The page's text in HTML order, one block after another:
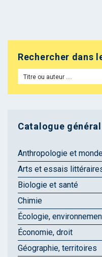
Rechercher dans
Catalogue général
Anthropologie et
Arts et essais
Biologie et santé
Chimie
Écologie,
Économie, droit
Géographie, territoires